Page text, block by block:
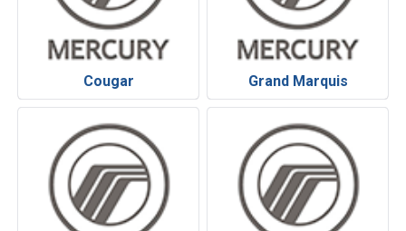
Cougar Grand Marquis